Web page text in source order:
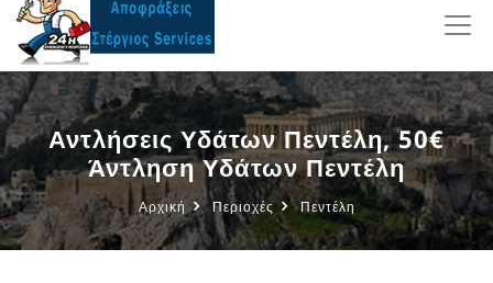
Αντλήσεις Υδάτων Πεντέλη, 50€
Άντληση Υδάτων Πεντέλη
Αρχική Περιοχές Πεντέλη